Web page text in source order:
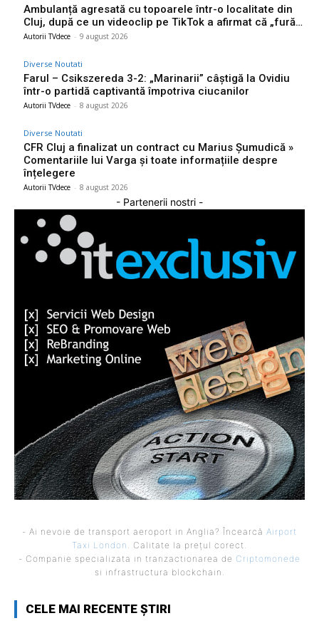
Ambulanță agresată cu topoarele într-o localitate din
Cluj, după ce un videoclip pe TikTok a afirmat că „fură…
Autorii TVdece - 9 august 2026
Diverse Noutati
Farul – Csikszereda 3-2: „Marinarii” câștigă la Ovidiu
într-o partidă captivantă împotriva ciucanilor
Autorii TVdece - 8 august 2026
Diverse Noutati
CFR Cluj a finalizat un contract cu Marius Șumudică »
Comentariile lui Varga și toate informațiile despre
înțelegere
Autorii TVdece - 8 august 2026
- Partenerii nostri -
- Ai nevoie de transport aeroport in Anglia? Încearcă Airport
Taxi London
. Calitate la prețul corect.
- Companie specializata in tranzactionarea de Criptomonede
si infrastructura blockchain.
CELE MAI RECENTE ȘTIRI